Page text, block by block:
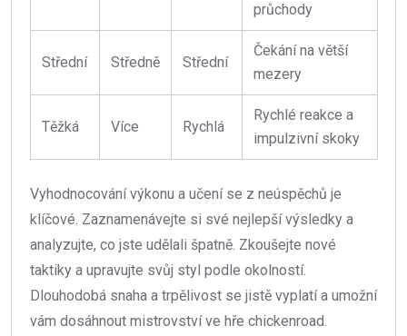
průchody
Střední Středně Střední
Čekání na větší
mezery
Těžká Více Rychlá
Rychlé reakce a
impulzivní skoky
Vyhodnocování výkonu a učení se z neúspěchů je
klíčové. Zaznamenávejte si své nejlepší výsledky a
analyzujte, co jste udělali špatně. Zkoušejte nové
taktiky a upravujte svůj styl podle okolností.
Dlouhodobá snaha a trpělivost se jistě vyplatí a umožní
vám dosáhnout mistrovství ve hře chickenroad.